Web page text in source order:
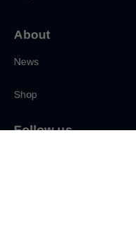
About
News
Shop
Follow us
CN